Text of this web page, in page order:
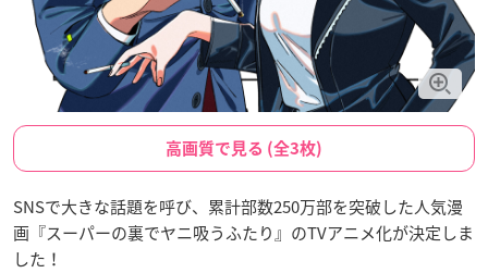
高画質で見る (全3枚)
SNSで大きな話題を呼び、累計部数250万部を突破した人気漫
画『スーパーの裏でヤニ吸うふたり』のTVアニメ化が決定しま
した！